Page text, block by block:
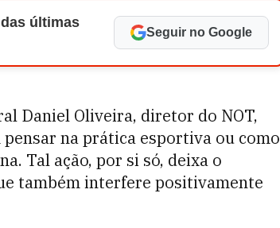
últimas
Seguir no Google
Daniel Oliveira, diretor do NOT,
na prática esportiva ou como
Tal ação, por si só, deixa o
também interfere positivamente